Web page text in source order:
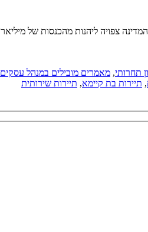
תחרותי, מאמרים מובילים במנהל עסקים
, תיירות בת קיימא, תיירות שירותית